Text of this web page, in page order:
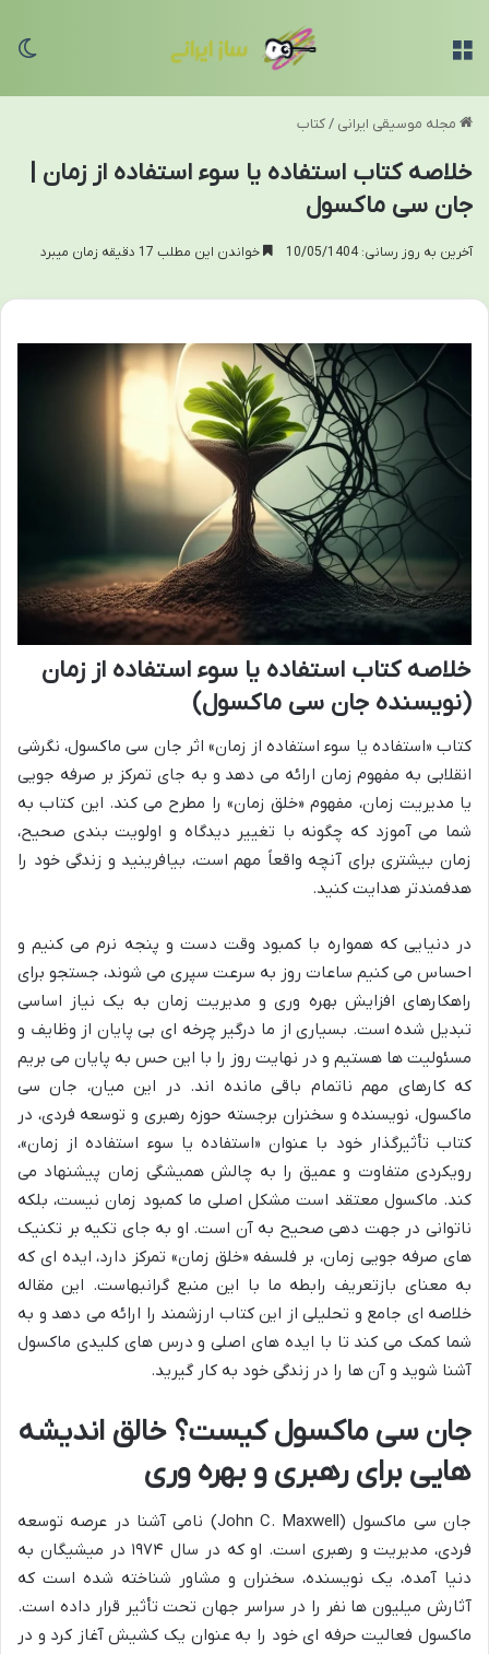
مجله موسیقی ایرانی /کتاب
خلاصه کتاب استفاده یا سوء استفاده از زمان |
جان سی ماکسول
آخرین به روز رسانی: 10/05/1404 خواندن این مطلب 17 دقیقه زمان میبرد
خلاصه کتاب استفاده یا سوء استفاده از زمان
(نویسنده جان سی ماکسول)
کتاب «استفاده یا سوء استفاده از زمان» اثر جان سی ماکسول، نگرشی
انقلابی به مفهوم زمان ارائه می دهد و به جای تمرکز بر صرفه جویی
یا مدیریت زمان، مفهوم «خلق زمان» را مطرح می کند. این کتاب به
شما می آموزد که چگونه با تغییر دیدگاه و اولویت بندی صحیح،
زمان بیشتری برای آنچه واقعاً مهم است، بیافرینید و زندگی خود را
هدفمندتر هدایت کنید.
در دنیایی که همواره با کمبود وقت دست و پنجه نرم می کنیم و
احساس می کنیم ساعات روز به سرعت سپری می شوند، جستجو برای
راهکارهای افزایش بهره وری و مدیریت زمان به یک نیاز اساسی
تبدیل شده است. بسیاری از ما درگیر چرخه ای بی پایان از وظایف و
مسئولیت ها هستیم و در نهایت روز را با این حس به پایان می بریم
که کارهای مهم ناتمام باقی مانده اند. در این میان، جان سی
ماکسول، نویسنده و سخنران برجسته حوزه رهبری و توسعه فردی، در
کتاب تأثیرگذار خود با عنوان «استفاده یا سوء استفاده از زمان»،
رویکردی متفاوت و عمیق را به چالش همیشگی زمان پیشنهاد می
کند. ماکسول معتقد است مشکل اصلی ما کمبود زمان نیست، بلکه
ناتوانی در جهت دهی صحیح به آن است. او به جای تکیه بر تکنیک
های صرفه جویی زمان، بر فلسفه «خلق زمان» تمرکز دارد، ایده ای که
به معنای بازتعریف رابطه ما با این منبع گرانبهاست. این مقاله
خلاصه ای جامع و تحلیلی از این کتاب ارزشمند را ارائه می دهد و به
شما کمک می کند تا با ایده های اصلی و درس های کلیدی ماکسول
آشنا شوید و آن ها را در زندگی خود به کار گیرید.
جان سی ماکسول کیست؟ خالق اندیشه
هایی برای رهبری و بهره وری
جان سی ماکسول (John C. Maxwell) نامی آشنا در عرصه توسعه
فردی، مدیریت و رهبری است. او که در سال ۱۹۷۴ در میشیگان به
دنیا آمده، یک نویسنده، سخنران و مشاور شناخته شده است که
آثارش میلیون ها نفر را در سراسر جهان تحت تأثیر قرار داده است.
ماکسول فعالیت حرفه ای خود را به عنوان یک کشیش آغاز کرد و در